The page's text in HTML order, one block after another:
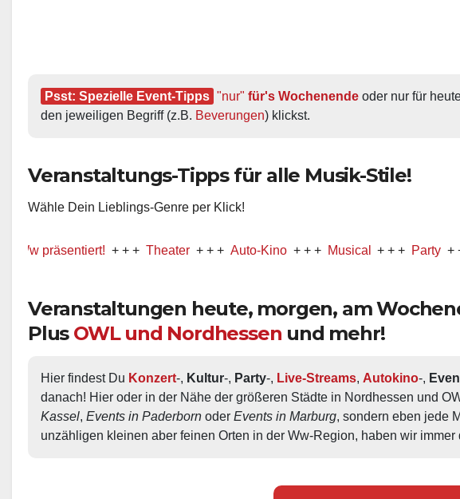
Psst: Spezielle Event-Tipps "nur" für's Wochenende oder nur für
den jeweiligen Begriff (z.B. Beverungen) klickst.
Veranstaltungs-Tipps für alle Musik-Stile!
Wähle Dein Lieblings-Genre per Klick!
+ + + Theater + + + Auto-Kino + + + Musical + + + Party + + +
Veranstaltungen heute, morgen, am
Plus OWL und Nordhessen und mehr!
Hier findest Du Konzert-, Kultur-, Party-, Live-Streams, Autokino-,
danach! Hier oder in der Nähe der größeren Städte in Nordhessen und
Kassel, Events in Paderborn oder Events in Marburg, sondern eben jede
unzähligen kleinen aber feinen Orten in der Ww-Region, haben wir